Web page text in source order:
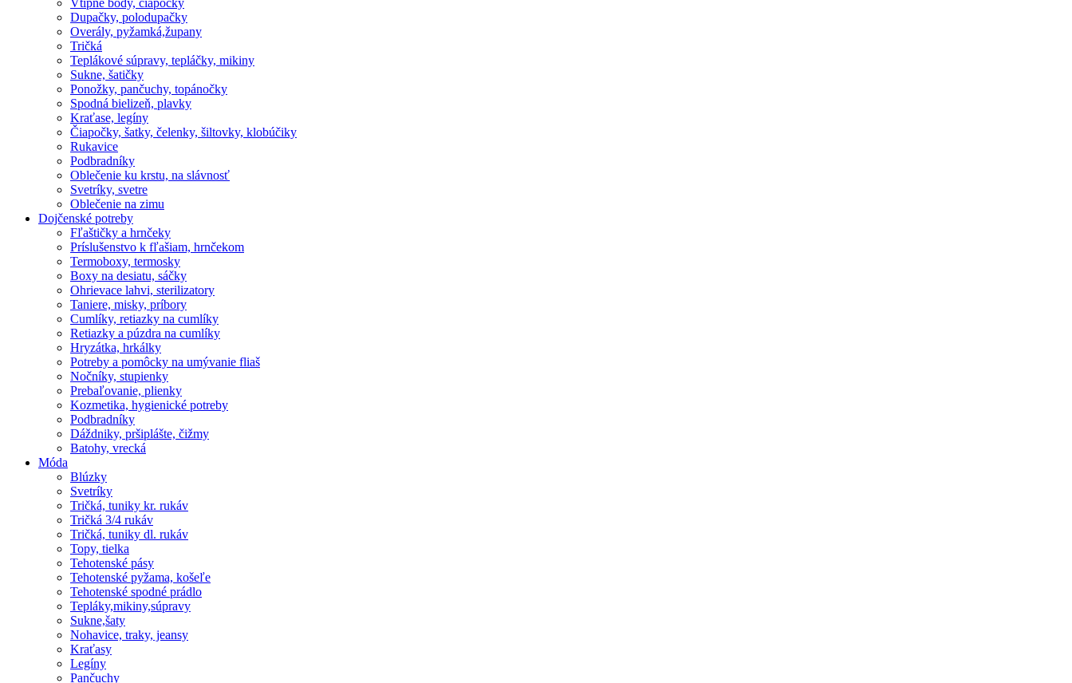
Vtipné body, čiapočky
Dupačky, polodupačky
Overály, pyžamká,župany
Tričká
Teplákové súpravy, tepláčky, mikiny
Sukne, šatičky
Ponožky, pančuchy, topánočky
Spodná bielizeň, plavky
Kraťase, legíny
Čiapočky, šatky, čelenky, šiltovky, klobúčiky
Rukavice
Podbradníky
Oblečenie ku krstu, na slávnosť
Svetríky, svetre
Oblečenie na zimu
Dojčenské potreby
Fľaštičky a hrnčeky
Príslušenstvo k fľašiam, hrnčekom
Termoboxy, termosky
Boxy na desiatu, sáčky
Ohrievace lahvi, sterilizatory
Taniere, misky, príbory
Cumlíky, retiazky na cumlíky
Retiazky a púzdra na cumlíky
Hryzátka, hrkálky
Potreby a pomôcky na umývanie fliaš
Nočníky, stupienky
Prebaľovanie, plienky
Kozmetika, hygienické potreby
Podbradníky
Dáždniky, pršiplášte, čižmy
Batohy, vrecká
Móda
Blúzky
Svetríky
Tričká, tuniky kr. rukáv
Tričká 3/4 rukáv
Tričká, tuniky dl. rukáv
Topy, tielka
Tehotenské pásy
Tehotenské pyžama, košeľe
Tehotenské spodné prádlo
Tepláky,mikiny,súpravy
Sukne,šaty
Nohavice, traky, jeansy
Kraťasy
Legíny
Pančuchy